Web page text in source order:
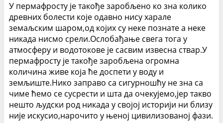
У пермафросту је такође заробљено ко зна колико
древних болести које одавно нису харале
земаљским шаром,од којих су неке познате а неке
никада нисмо срели.Ослобађање свега тога у
атмосферу и водотокове је сасвим извесна ствар.У
пермафросту је такође заробљена огромна
количина живе која ће доспети у воду и
земљиште.Нико заправо са сигурношћу не зна са
чиме ћемо се сусрести и шта да очекујемо,јер такво
нешто људски род никада у својој историји ни близу
није искусио,нарочито у њеној цивилизованој фази.